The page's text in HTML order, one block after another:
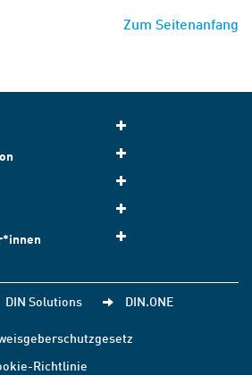
Zum Seitenanfang
DIN Solutions DIN.ONE
Richtlinie